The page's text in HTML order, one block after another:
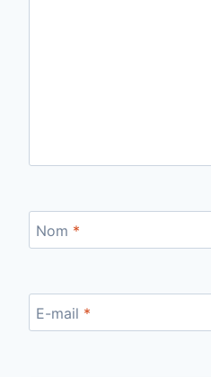
Nom *
E-mail *